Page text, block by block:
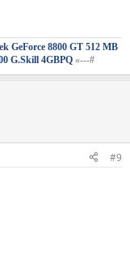
GeForce 8800 GT 512 MB
G.Skill 4GBPQ «---#
#9